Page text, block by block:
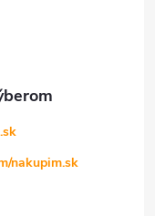
nakupim.sk